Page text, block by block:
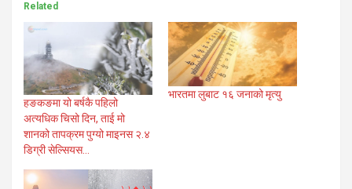
Related
हङकङमा यो बर्षकै पहिलो
अत्यधिक चिसो दिन, ताई मो
शानको तापक्रम पुग्यो माइनस २.४
डिग्री सेल्सियस…
भारतमा लुबाट १६ जनाको मृत्यु